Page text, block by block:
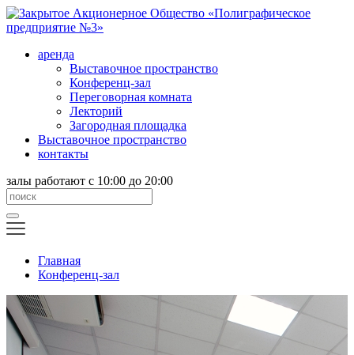
аренда
Выставочное пространство
Конференц-зал
Переговорная комната
Лекторий
Загородная площадка
Выставочное пространство
контакты
залы работают с 10:00 до 20:00
Главная
Конференц-зал